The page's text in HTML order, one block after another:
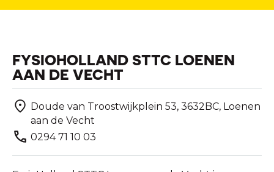
FYSIOHOLLAND STTC LOENEN
AAN DE VECHT
Doude van Troostwijkplein 53, 3632BC, Loenen
aan de Vecht
0294 71 10 03